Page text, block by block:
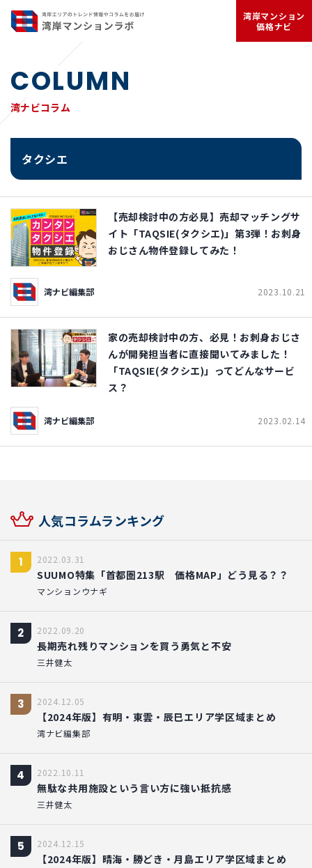
湾岸マンション
価格ナビ
COLUMN
湾ナビコラム
タクシエ
【売却検討中の方必見】売却マッチングサ
イト「TAQSIE(タクシエ)」第3弾！お刺身
おじさん物件登録してみた！
湾ナビ編集部 2023.10.21
家の売却検討中の方、必見！お刺身おじさ
んが開発担当者に直接聞いてみました！
「TAQSIE(タクシエ)」ってどんなサービ
ス？
湾ナビ編集部 2023.02.14
人気コラムランキング
1 2022.03.31
SUUMO特集「首都圏213駅 価格MAP」どう見る？？
マンションウナギ
2 2022.09.20
長期売れ残りマンションを買う勇気と不安
三井健太
3 2024.12.05
【2024年版】有明・東雲・辰巳エリア学区域まとめ
湾ナビ編集部
4 2022.10.11
無駄な共用施設という言い方に強い抵抗感
三井健太
5 2024.12.15
【2024年版】晴海・勝どき・月島エリア学区域まとめ